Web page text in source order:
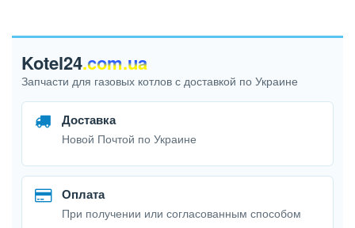
Kotel24.com.ua
Запчасти для газовых котлов с доставкой по Украине
Доставка
Новой Почтой по Украине
Оплата
При получении или согласованным способом